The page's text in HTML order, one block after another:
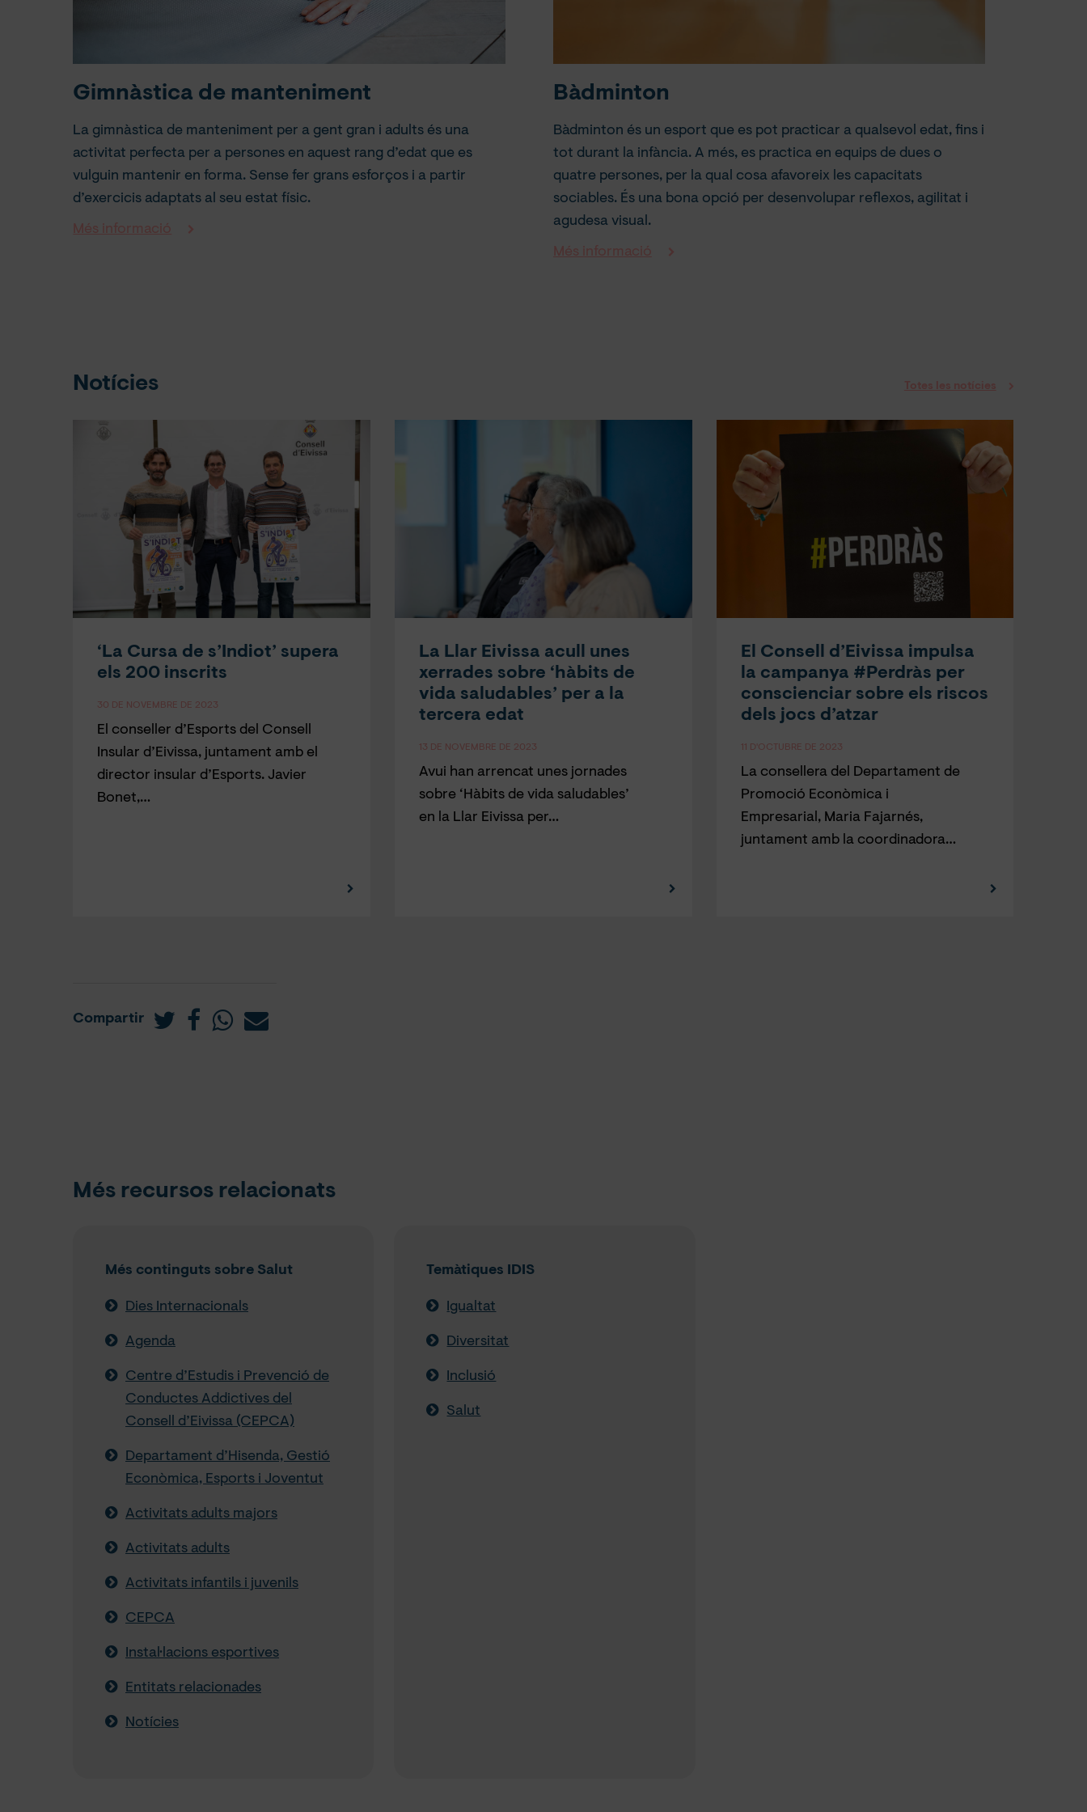
Gimnàstica de manteniment
La gimnàstica de manteniment per a gent gran i adults és una
activitat perfecta per a persones en aquest rang d’edat que es
vulguin mantenir en forma. Sense fer grans esforços i a partir
d’exercicis adaptats al seu estat físic.
Més informació
Bàdminton
Bàdminton és un esport que es pot practicar a qualsevol edat, fins i
tot durant la infància. A més, es practica en equips de dues o
quatre persones, per la qual cosa afavoreix les capacitats
sociables. És una bona opció per desenvolupar reflexos, agilitat i
agudesa visual.
Més informació
Totes les notícies
Notícies
‘La Cursa de s’Indiot’ supera
els 200 inscrits
30 DE NOVEMBRE DE 2023
El conseller d’Esports del Consell
Insular d’Eivissa, juntament amb el
director insular d’Esports. Javier
Bonet,…
La Llar Eivissa acull unes
xerrades sobre ‘hàbits de
vida saludables’ per a la
tercera edat
13 DE NOVEMBRE DE 2023
Avui han arrencat unes jornades
sobre ‘Hàbits de vida saludables’
en la Llar Eivissa per…
El Consell d’Eivissa impulsa
la campanya #Perdràs per
conscienciar sobre els riscos
dels jocs d’atzar
11 D'OCTUBRE DE 2023
La consellera del Departament de
Promoció Econòmica i
Empresarial, Maria Fajarnés,
juntament amb la coordinadora…
Compartir
Més recursos relacionats
Més continguts sobre Salut
Dies Internacionals
Agenda
Centre d’Estudis i Prevenció de
Conductes Addictives del
Consell d’Eivissa (CEPCA)
Departament d’Hisenda, Gestió
Econòmica, Esports i Joventut
Activitats adults majors
Activitats adults
Activitats infantils i juvenils
CEPCA
Instal·lacions esportives
Entitats relacionades
Notícies
Temàtiques IDIS
Igualtat
Diversitat
Inclusió
Salut